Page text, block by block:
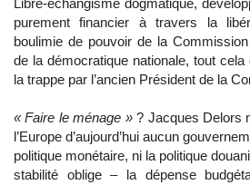
Libre-échangisme dogmatique,
purement financier à travers la
boulimie de pouvoir de la
de la démocratique nationale, tout
la trappe par l’ancien Président de la
« Faire le ménage »? Jacques Delors
l’Europe d’aujourd’hui aucun
politique monétaire, ni la politique
stabilité oblige – la dépense